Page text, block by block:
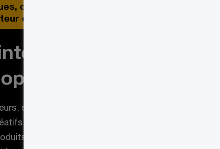
de produits,
et d’expériences client
spécialistes de l’expérience
définissent des marques,
numériques, facilitent les